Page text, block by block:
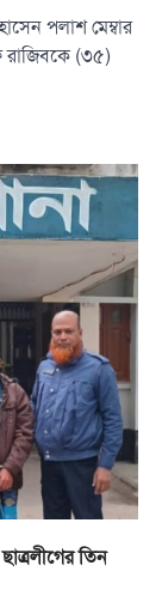
পলাশ মেম্বার
রাজিবকে (৩৫)
তিন